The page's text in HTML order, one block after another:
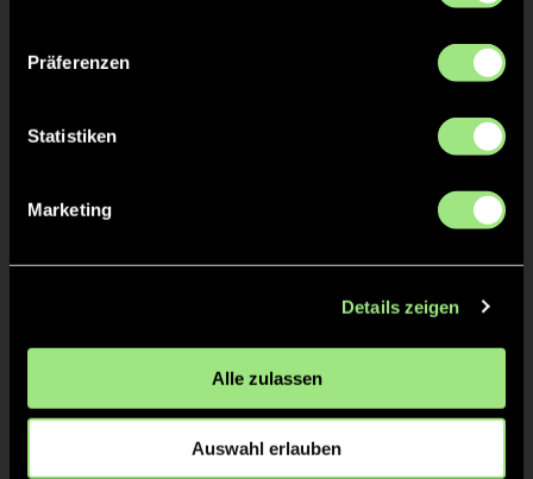
Präferenzen
Statistiken
Marketing
Details zeigen
Alle zulassen
Auswahl erlauben
1:0
1’
5:0 5’